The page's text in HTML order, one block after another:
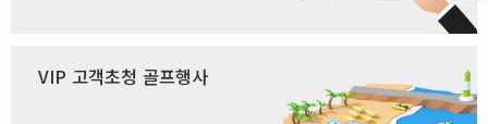
VIP 고객초청 골프행사